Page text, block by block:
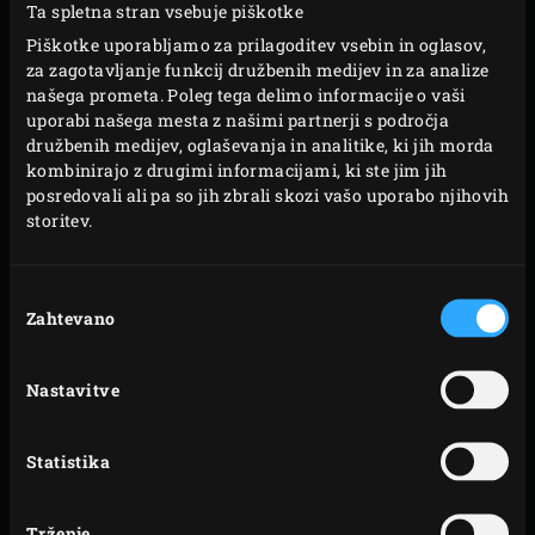
Ta spletna stran vsebuje piškotke
Piškotke uporabljamo za prilagoditev vsebin in oglasov,
za zagotavljanje funkcij družbenih medijev in za analize
našega prometa. Poleg tega delimo informacije o vaši
uporabi našega mesta z našimi partnerji s področja
družbenih medijev, oglaševanja in analitike, ki jih morda
kombinirajo z drugimi informacijami, ki ste jim jih
posredovali ali pa so jih zbrali skozi vašo uporabo njihovih
storitev.
soglasja
Zahtevano
Nastavitve
Statistika
prepolovite paradižnike. Papriko po dolžini narežite
na četrtine, odstranite pecelj, semena in stržen.
Olupite in prepolovite podolgovato šalotko.
Narezano zelenjavo položite na rešetko in zaprite
pokrov žara EGG. Pecite 1,5 minute in obrnite. Po
poteku dodatne 1,5 minute jo znova obrnite.
Zelenjavo pecite skupaj približno 6 minut. Zelenjavo
temperaturo, če želite pripraviti torto) in jo pustite,
da se nekoliko shladi. Vmes olupite in prepolovite
česen Kumaro operite in jo na grobo narežite.
Populite liste z vejice bazilike in nekaj majhnih
listov shranite za okrasitev gaspača.